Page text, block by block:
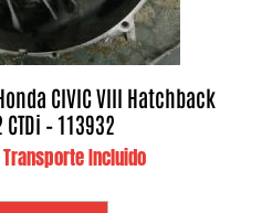
CIVIC VIII Hatchback
– 113932
Transporte Incluido